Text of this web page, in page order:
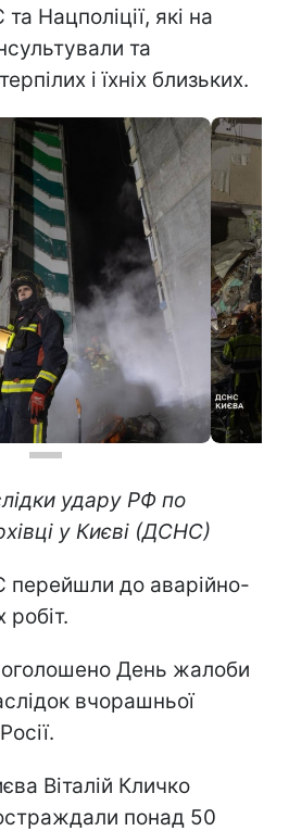
Нацполіції, які на
та
і їхніх близьких.
удару РФ по
у Києві (ДСНС)
перейшли до аварійно-
оголошено День жалоби
вчорашньої
Віталій Кличко
понад 50